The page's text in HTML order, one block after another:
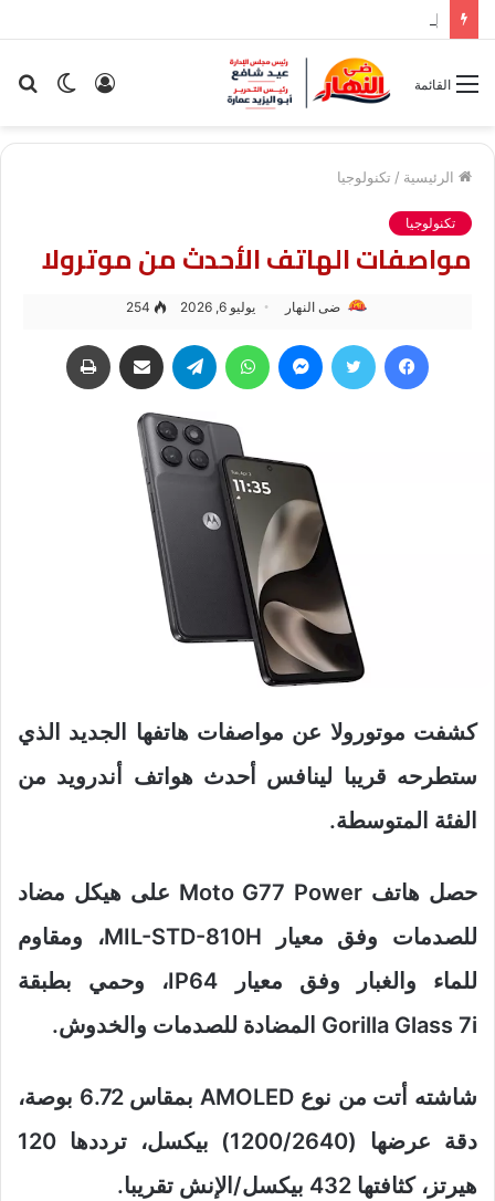
إخماد حريق هيش وحشائش على ضفاف النيل بالغربية (صور)
الوضع تسجيل
القائمة
الرئيسية / تكنولوجيا
تكنولوجيا
مواصفات الهاتف الأحدث من موترولا
ضى النهار يوليو 6, 2026 254
فيسبوك تويتر ماسنجر واتساب تيلقرام مشاركة عبر البريد
كشفت موتورولا عن مواصفات هاتفها الجديد الذي
ستطرحه قريبا لينافس أحدث هواتف أندرويد من
الفئة المتوسطة.
حصل هاتف Moto G77 Power على هيكل مضاد
للصدمات وفق معيار MIL-STD-810H، ومقاوم
للماء والغبار وفق معيار IP64، وحمي بطبقة
Gorilla Glass 7i المضادة للصدمات والخدوش.
شاشته أتت من نوع AMOLED بمقاس 6.72 بوصة،
دقة عرضها (1200/2640) بيكسل، ترددها 120
هيرتز، كثافتها 432 بيكسل/الإنش تقريبا.